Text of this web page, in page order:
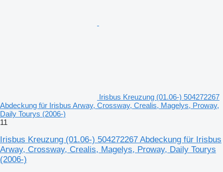
Irisbus Kreuzung (01.06-) 504272267
Abdeckung für Irisbus Arway, Crossway, Crealis, Magelys, Proway,
Daily Tourys (2006-)
11
Irisbus Kreuzung (01.06-) 504272267 Abdeckung für Irisbus
Arway, Crossway, Crealis, Magelys, Proway, Daily Tourys
(2006-)